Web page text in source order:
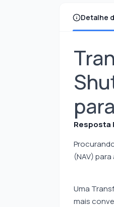
Detalhe
Resposta
(NAV)
Uma
mais